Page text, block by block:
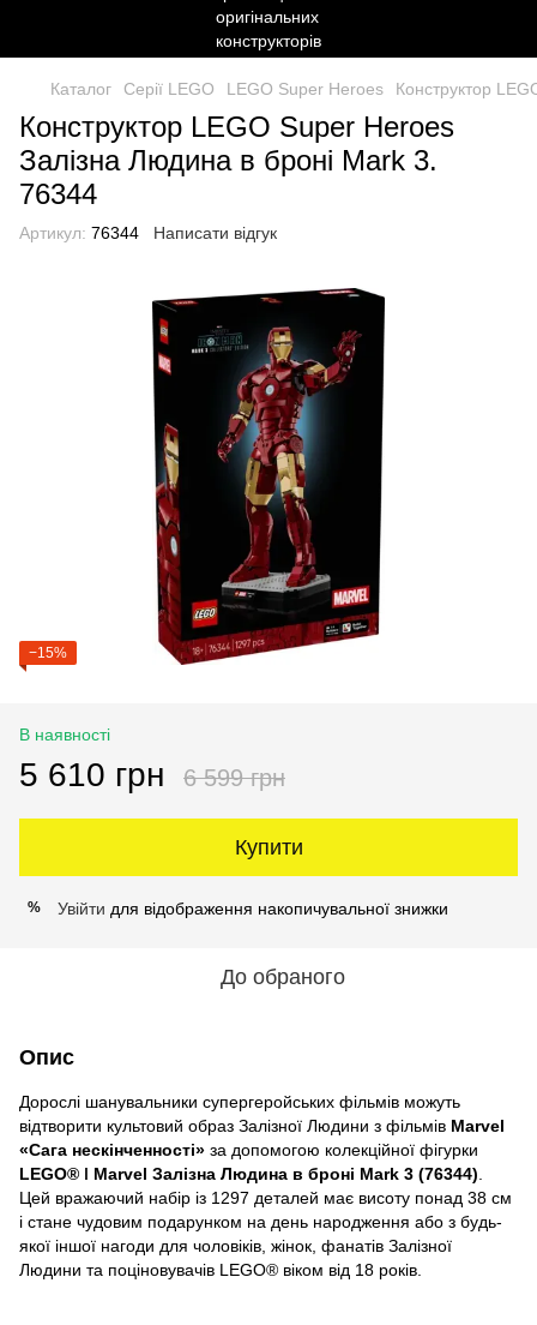
Каталог Серії LEGO LEGO Super Heroes Конструктор
Конструктор LEGO Super Heroes
Залізна Людина в броні Mark 3.
76344
Артикул: 76344 Написати відгук
−15%
В наявності
5 610 грн 6 599 грн
Купити
% Увійти для відображення накопичувальної знижки
До обраного
Опис
Дорослі шанувальники супергеройських фільмів можуть
відтворити культовий образ Залізної Людини з фільмів Marvel
«Сага нескінченності» за допомогою колекційної фігурки
LEGO® ǀ Marvel Залізна Людина в броні Mark 3 (76344)
Цей вражаючий набір із 1297 деталей має висоту понад 38 см
і стане чудовим подарунком на день народження або з будь-
якої іншої нагоди для чоловіків, жінок, фанатів Залізної
Людини та поціновувачів LEGO® віком від 18 років.